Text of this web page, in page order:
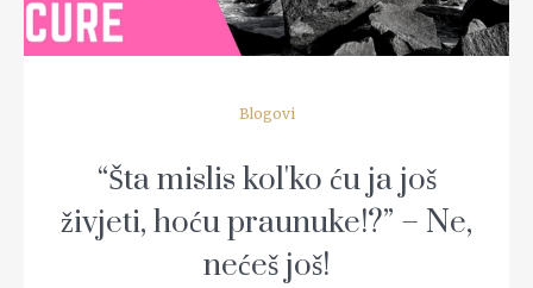
Blogovi
“Šta mislis kol'ko ću ja još
živjeti, hoću praunuke!?” – Ne,
nećeš još!